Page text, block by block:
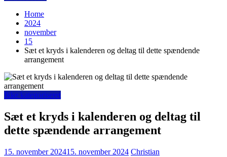
Home
2024
november
15
Sæt et kryds i kalenderen og deltag til dette spændende
arrangement
Ikke kategoriseret
Sæt et kryds i kalenderen og deltag til
dette spændende arrangement
15. november 202415. november 2024 Christian